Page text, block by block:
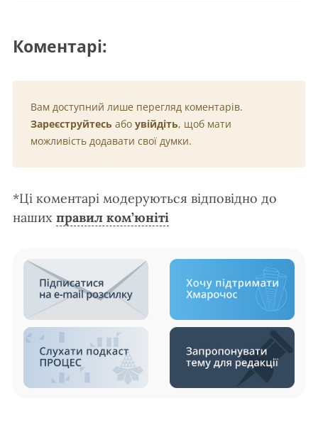
Коментарі:
Вам доступний лише перегляд коментарів.
Зареєструйтесь або увійдіть, щоб мати
можливість додавати свої думки.
*Ці коментарі модеруються відповідно до
наших правил ком’юніті